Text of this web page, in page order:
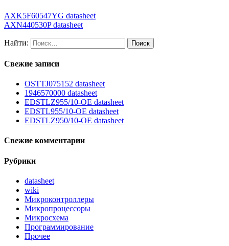
AXK5F60547YG datasheet
AXN440530P datasheet
Найти:
Свежие записи
OSTTJ075152 datasheet
1946570000 datasheet
EDSTLZ955/10-OE datasheet
EDSTL955/10-OE datasheet
EDSTLZ950/10-OE datasheet
Свежие комментарии
Рубрики
datasheet
wiki
Микроконтроллеры
Микропроцессоры
Микросхема
Программирование
Прочее